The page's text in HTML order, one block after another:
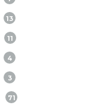
13
11
4
3
71